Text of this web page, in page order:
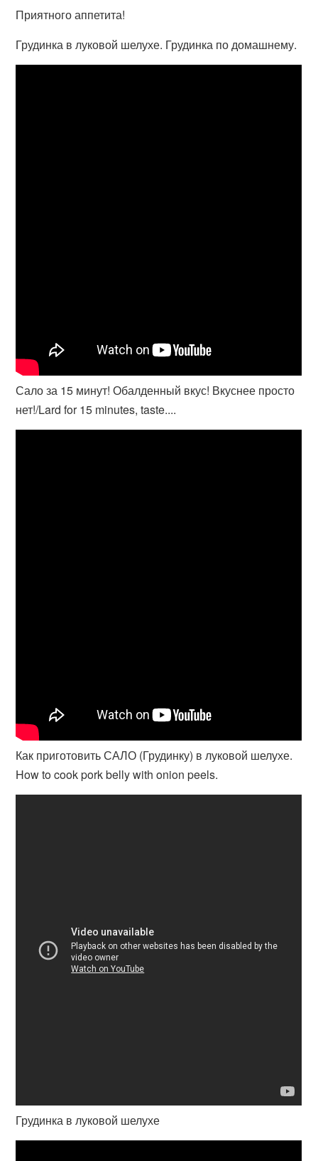
Приятного аппетита!
Грудинка в луковой шелухе. Грудинка по домашнему.
Сало за 15 минут! Обалденный вкус! Вкуснее просто
нет!/Lard for 15 minutes, taste....
Как приготовить САЛО (Грудинку) в луковой шелухе.
How to cook pork belly with onion peels.
Грудинка в луковой шелухе